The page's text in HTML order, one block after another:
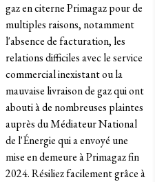
gaz en citerne Primagaz pour de
multiples raisons, notamment
l'absence de facturation, les
relations difficiles avec le service
commercial inexistant ou la
mauvaise livraison de gaz qui ont
abouti à de nombreuses plaintes
auprès du Médiateur National
de l'Énergie qui a envoyé une
mise en demeure à Primagaz fin
2024. Résiliez facilement grâce à